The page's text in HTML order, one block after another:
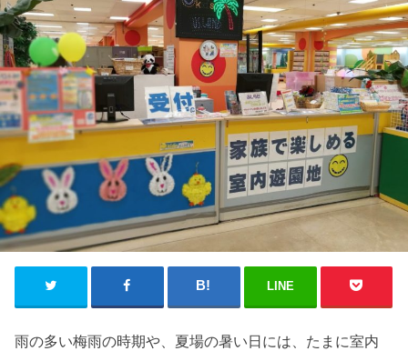
LINE
雨の多い梅雨の時期や、夏場の暑い日には、たまに室内